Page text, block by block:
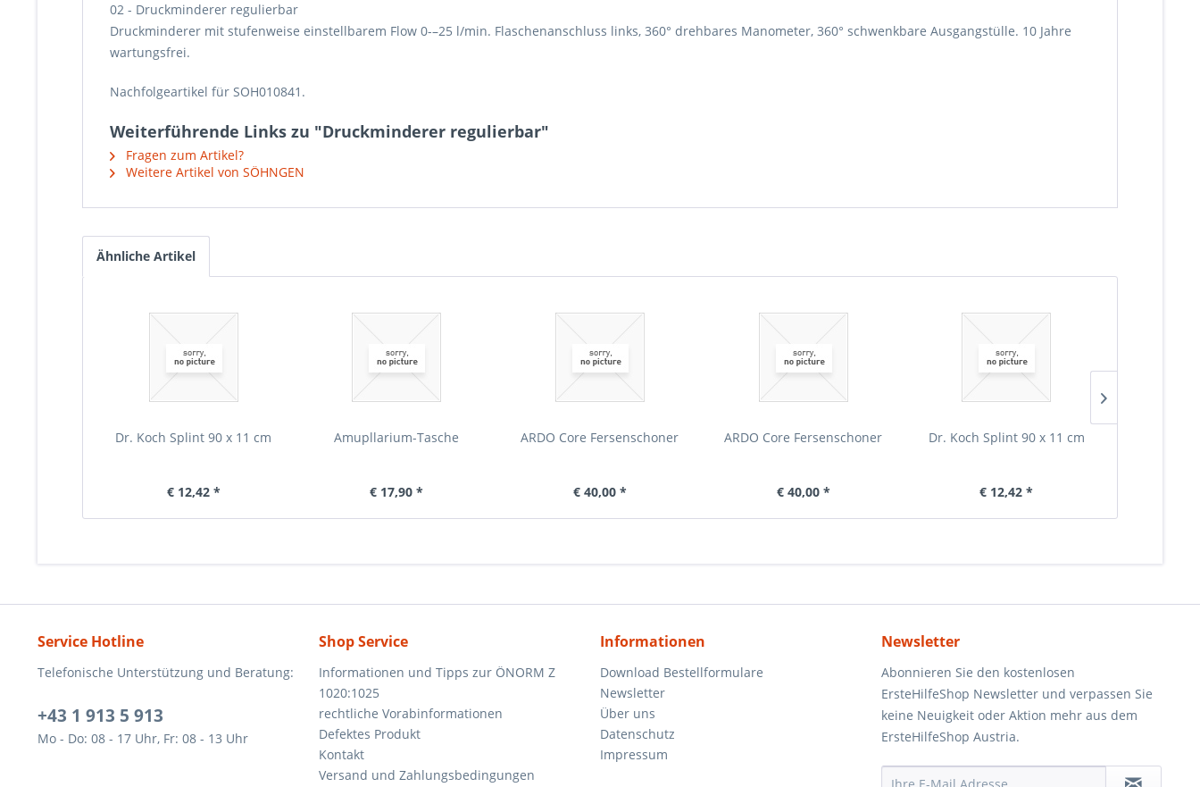
02 - Druckminderer regulierbar
Druckminderer mit stufenweise einstellbarem Flow 0-–25 l/min. Flaschenanschluss links, 360° drehbares Manometer, 360° schwenkbare Ausgangstülle. 10 Jahre
wartungsfrei.
Nachfolgeartikel für SOH010841.
Weiterführende Links zu "Druckminderer regulierbar"
Fragen zum Artikel?
Weitere Artikel von SÖHNGEN
Ähnliche Artikel
Dr. Koch Splint 90 x 11 cm
€ 12,42 *
Amupllarium-Tasche
€ 17,90 *
ARDO Core Fersenschoner
€ 40,00 *
ARDO Core Fersenschoner
€ 40,00 *
Dr. Koch Splint 90 x 11 cm
€ 12,42 *
Service Hotline
Telefonische Unterstützung und Beratung:
+43 1 913 5 913
Mo - Do: 08 - 17 Uhr, Fr: 08 - 13 Uhr
Shop Service
Informationen und Tipps zur ÖNORM Z
1020:1025
rechtliche Vorabinformationen
Defektes Produkt
Kontakt
Versand und Zahlungsbedingungen
Informationen
Download Bestellformulare
Newsletter
Über uns
Datenschutz
Impressum
Newsletter
Abonnieren Sie den kostenlosen
ErsteHilfeShop Newsletter und verpassen Sie
keine Neuigkeit oder Aktion mehr aus dem
ErsteHilfeShop Austria.